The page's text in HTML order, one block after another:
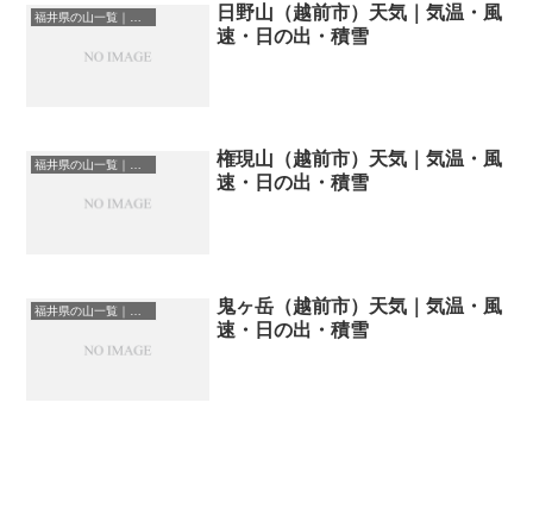
日野山（越前市）天気｜気温・風
速・日の出・積雪
権現山（越前市）天気｜気温・風
速・日の出・積雪
福井県の山一覧｜標高順・標高の高い山ランキング
鬼ヶ岳（越前市）天気｜気温・風
速・日の出・積雪